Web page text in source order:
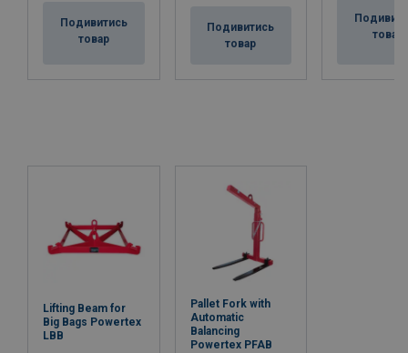
Подивитись
товар
Подивитись
товар
товар
Lifting Beam for
Big Bags Powertex
LBB
Pallet Fork with
Automatic
Balancing
Powertex PFAB